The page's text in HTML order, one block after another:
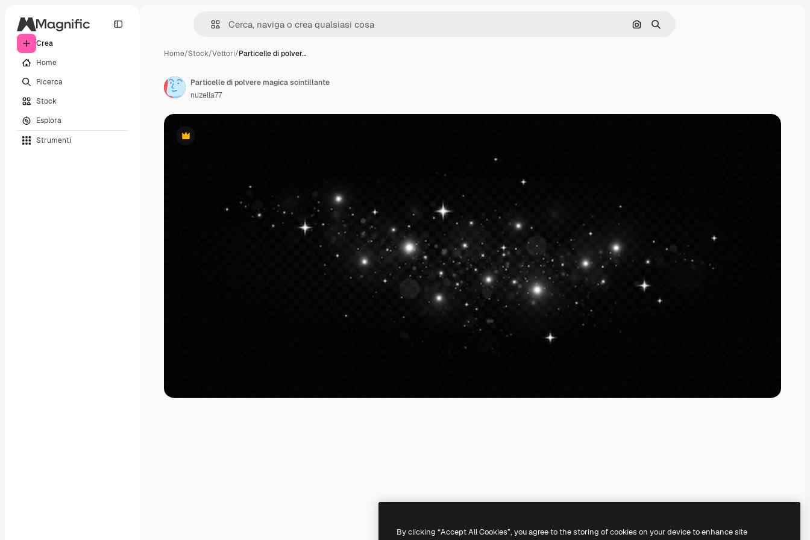
Crea
Home
Ricerca
Stock
Esplora
Strumenti
Cerca per immagine
Ricerca
Home/Stock/Vettori/Particelle di polver…
Premium
Particelle di polvere magica scintillante
nuzella77
By clicking “Accept All Cookies”, you agree to the storing of cookies on your device to enhance site